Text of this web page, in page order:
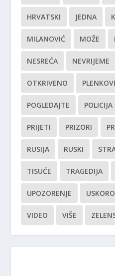
HRVATSKI JEDNA
MILANOVIĆ MOŽE
NESREĆA NEVRIJEME
OTKRIVENO
POGLEDAJTE POLICIJA
PRIJETI PRIZORI
RUSIJA RUSKI
TISUĆE TRAGEDIJA
UPOZORENJE USKORO
VIDEO VIŠE